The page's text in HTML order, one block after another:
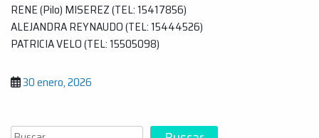
RENE (Pilo) MISEREZ (TEL: 15417856)
ALEJANDRA REYNAUDO (TEL: 15444526)
PATRICIA VELO (TEL: 15505098)
30 enero, 2026
Buscar